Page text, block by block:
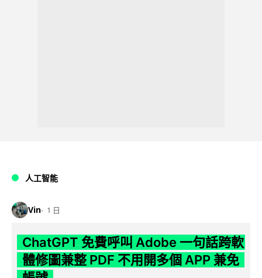
人工智能
Vin 1 日
ChatGPT 免費呼叫 Adobe 一句話跨軟
體修圖兼整 PDF 不用開多個 APP 兼免